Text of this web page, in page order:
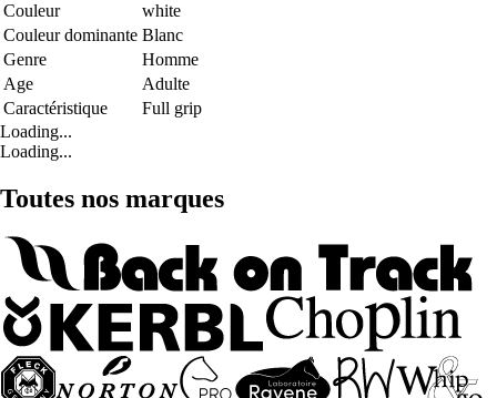
Couleur
white
Couleur dominante Blanc
Genre
Homme
Age
Adulte
Caractéristique
Full grip
Loading...
Loading...
Toutes nos marques